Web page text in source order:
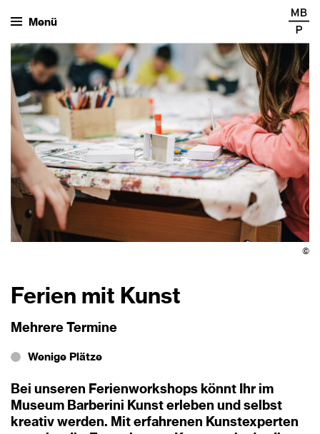
Menü
©
Ferien mit Kunst
Mehrere Termine
Wenige Plätze
Bei unseren Ferienworkshops könnt Ihr im
Museum Barberini Kunst erleben und selbst
kreativ werden. Mit erfahrenen Kunstexperten